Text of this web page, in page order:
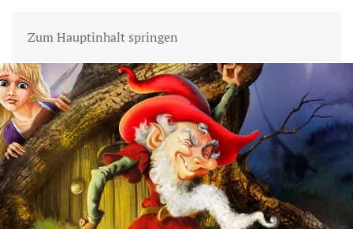
Zum Hauptinhalt springen